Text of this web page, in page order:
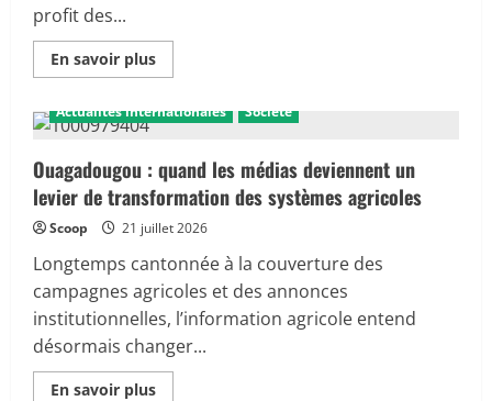
profit des...
En savoir plusEn
savoir
Sitakily
première
ligne
du
développement
local,
jeunesse
communale
multiplie
les
réalisations
le
Actualités internationales
Société
Ouagadougou : quand les médias deviennent un
levier de transformation des systèmes agricoles
Scoop 21 juillet 2026
Longtemps cantonnée à la couverture des
campagnes agricoles et des annonces
institutionnelles, l’information agricole entend
désormais changer...
En savoir plusEn